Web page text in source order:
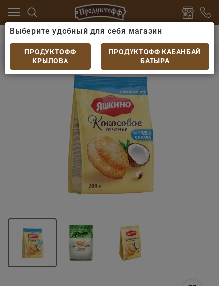
Печенье, пряники, сушки
Печенье сдобное
Печенье сдобное Кокосовое 200гр
Выберите удобный для себя магазин
ПРОДУКТОФФ
КРЫЛОВА
ПРОДУКТОФФ КАБАНБАЙ
БАТЫРА